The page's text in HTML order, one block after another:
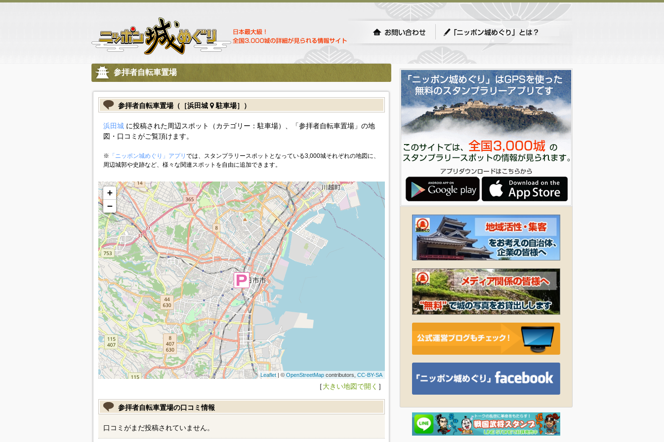
参拝者自転車置場
参拝者自転車置場（［浜田城 駐車場］）
浜田城に投稿された周辺スポット（カテゴリー：駐車場）、「参拝者自転車置場」の地
図・口コミがご覧頂けます。
※ 「ニッポン城めぐり」アプリ では、スタンプラリースポットとなっている3,000城それぞれの地図に、
周辺城郭や史跡など、様々な関連スポットを自由に追加できます。
+
−
Leaflet| © OpenStreetMapcontributors, CC-BY-SA
［大きい地図で開く ］
参拝者自転車置場の口コミ情報
口コミがまだ投稿されていません。